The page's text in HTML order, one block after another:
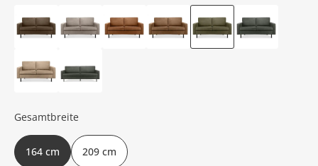
Gesamtbreite
164 cm 209 cm